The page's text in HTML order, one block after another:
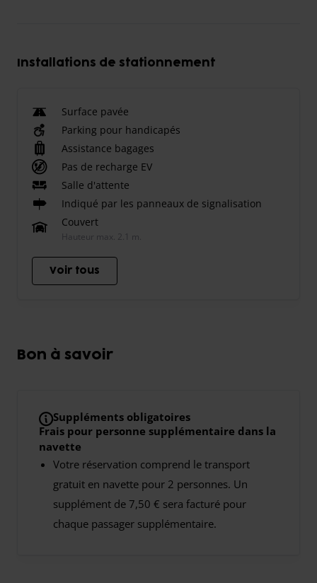
Installations de stationnement
Surface pavée
Parking pour handicapés
Assistance bagages
Pas de recharge EV
Salle d'attente
Indiqué par les panneaux de signalisation
Couvert
Hauteur max. 2.1 m.
Voir tous
Bon à savoir
Suppléments obligatoires
Frais pour personne supplémentaire dans la
navette
Votre réservation comprend le transport
gratuit en navette pour 2 personnes. Un
supplément de 7,50 € sera facturé pour
chaque passager supplémentaire.